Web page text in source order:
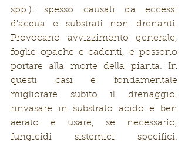
spp.): spesso causati da eccessi
d'acqua e substrati non drenanti.
Provocano avvizzimento generale,
foglie opache e cadenti, e possono
portare alla morte della pianta. In
questi casi è fondamentale
migliorare subito il drenaggio,
rinvasare in substrato acido e ben
aerato e usare, se necessario,
fungicidi sistemici specifici.